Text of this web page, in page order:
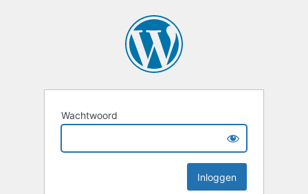
Wachtwoord